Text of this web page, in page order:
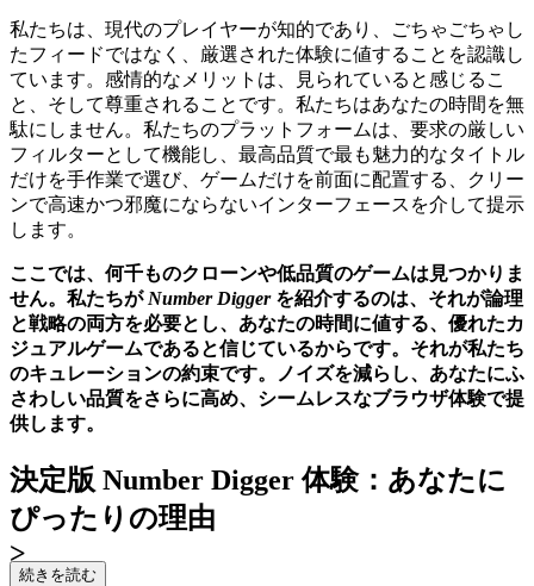
私たちは、現代のプレイヤーが知的であり、ごちゃごちゃし
たフィードではなく、厳選された体験に値することを認識し
ています。感情的なメリットは、見られていると感じるこ
と、そして尊重されることです。私たちはあなたの時間を無
駄にしません。私たちのプラットフォームは、要求の厳しい
フィルターとして機能し、最高品質で最も魅力的なタイトル
だけを手作業で選び、ゲームだけを前面に配置する、クリー
ンで高速かつ邪魔にならないインターフェースを介して提示
します。
ここでは、何千ものクローンや低品質のゲームは見つかりま
せん。私たちが Number Diggerを紹介するのは、それが論理
と戦略の両方を必要とし、あなたの時間に値する、優れたカ
ジュアルゲームであると信じているからです。それが私たち
のキュレーションの約束です。ノイズを減らし、あなたにふ
さわしい品質をさらに高め、シームレスなブラウザ体験で提
供します。
決定版 Number Digger 体験：あなたに
ぴったりの理由
>
続きを読む